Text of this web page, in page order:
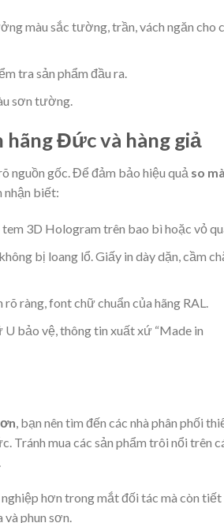
màu sắc tường, trần, vách ngăn cho
tra sản phẩm đầu ra.
sơn tường.
hãng Đức và hàng giả
nguồn gốc. Để đảm bảo hiệu quả so
nhận biết:
3D Hologram trên bao bì hoặc vỏ
bị loang lổ. Giấy in dày dặn, cầm
ràng, font chữ chuẩn của hãng RAL.
bảo vệ, thông tin xuất xứ “Made in
, bạn nên tìm đến các nhà phân phối
Tránh mua các sản phẩm trôi nổi trên
hơn trong mắt đối tác mà còn tiết
phun sơn.